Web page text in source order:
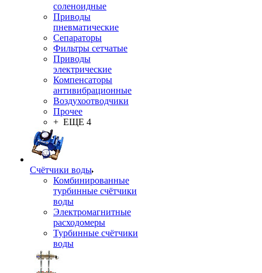
соленоидные
Приводы
пневматические
Сепараторы
Фильтры сетчатые
Приводы
электрические
Компенсаторы
антивибрационные
Воздухоотводчики
Прочее
+ ЕЩЕ 4
Счётчики воды
Комбинированные
турбинные счётчики
воды
Электромагнитные
расходомеры
Турбинные счётчики
воды